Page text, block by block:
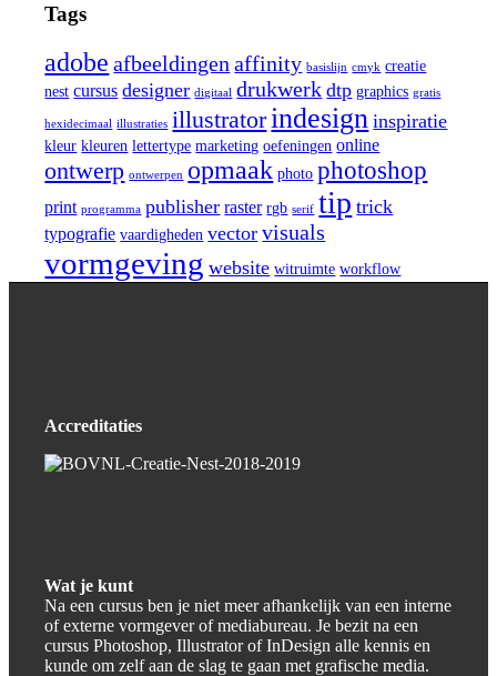
Tags
adobe afbeeldingen affinity basislijn cmyk creatie
nest cursus designer digitaal drukwerk dtp graphics gratis
hexidecimaal illustraties illustratorindesign inspiratie
kleur kleuren lettertype marketing oefeningen online
ontwerp ontwerpen opmaak photo photoshop
print programma publisher raster rgb serif tip trick
typografie vaardigheden vector visuals
vormgeving website witruimte workflow
Accreditaties
Wat je kunt
Na een cursus ben je niet meer afhankelijk van een interne
of externe vormgever of mediabureau. Je bezit na een
cursus Photoshop, Illustrator of InDesign alle kennis en
kunde om zelf aan de slag te gaan met grafische media.